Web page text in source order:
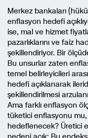
Merkez bankaları
enflasyon hedefi
ise, mal ve hizmet
pazarlıklarını ve faiz
şekillendiriyor. Bir
Bu unsurlar zaten
temel belirleyicileri
hedefi açıklanarak
şekillendirilmesi
Ama farklı enflasyon
tüketici enflasyonu
hedeflenecek? Üretici